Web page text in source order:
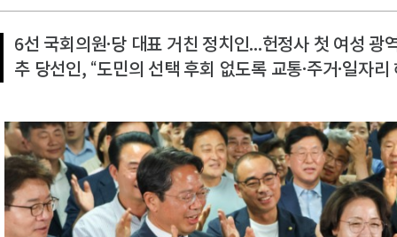
6선 국회의원·당 대표 거친 정치인...헌정사 첫 여성 광
추 당선인, “도민의 선택 후회 없도록 교통·주거·일자리